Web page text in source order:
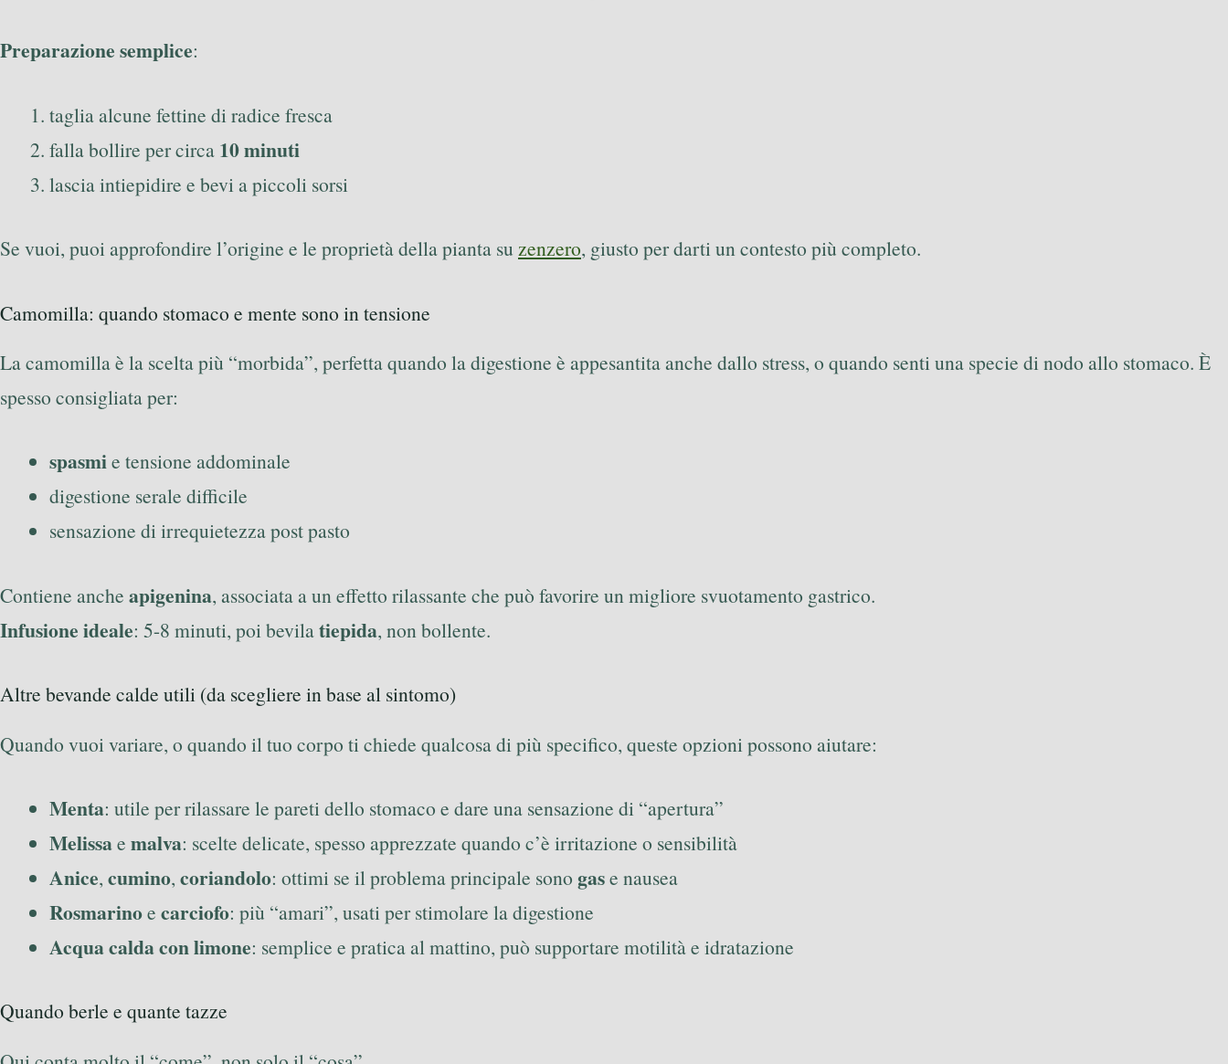
Preparazione semplice:
taglia alcune fettine di radice fresca
falla bollire per circa 10 minuti
lascia intiepidire e bevi a piccoli sorsi
Se vuoi, puoi approfondire l’origine e le proprietà della pianta su zenzero, giusto per darti un contesto più completo.
Camomilla: quando stomaco e mente sono in tensione
La camomilla è la scelta più “morbida”, perfetta quando la digestione è appesantita anche dallo stress, o quando senti una specie di nodo allo stomaco. È
spesso consigliata per:
spasmie tensione addominale
digestione serale difficile
sensazione di irrequietezza post pasto
Contiene anche apigenina, associata a un effetto rilassante che può favorire un migliore svuotamento gastrico.
Infusione ideale: 5-8 minuti, poi bevilatiepida, non bollente.
Altre bevande calde utili (da scegliere in base al sintomo)
Quando vuoi variare, o quando il tuo corpo ti chiede qualcosa di più specifico, queste opzioni possono aiutare:
Menta: utile per rilassare le pareti dello stomaco e dare una sensazione di “apertura”
Melissae malva: scelte delicate, spesso apprezzate quando c’è irritazione o sensibilità
Anice, cumino, coriandolo: ottimi se il problema principale sono gase nausea
Rosmarinoe carciofo: più “amari”, usati per stimolare la digestione
Acqua calda con limone: semplice e pratica al mattino, può supportare motilità e idratazione
Quando berle e quante tazze